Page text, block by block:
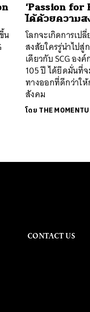
น
‘Passion for
ได้ด้วยความส
โลกจะเกิดการเ
สงสัยใครรู่นำไป
เดียวกับ SCG อง
105 ปี ได้ยึดมั่นที่จ
ทางออกที่ดีกว่าใ
สังคม
โดย THE
CONTACT US